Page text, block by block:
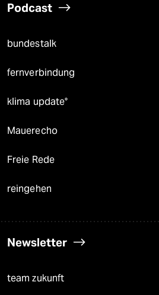
Podcast
bundestalk
fernverbindung
klima update°
Mauerecho
Freie Rede
reingehen
Newsletter
team zukunft